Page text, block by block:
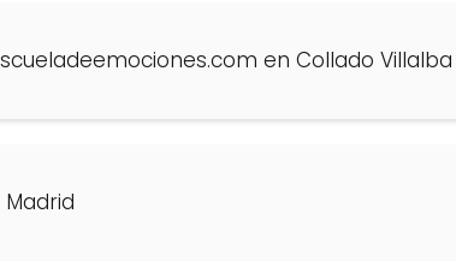
en Collado Villalba